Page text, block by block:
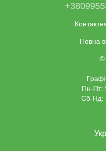
Повна
©
Пн-Пт:
Сб-Нд:
Укр